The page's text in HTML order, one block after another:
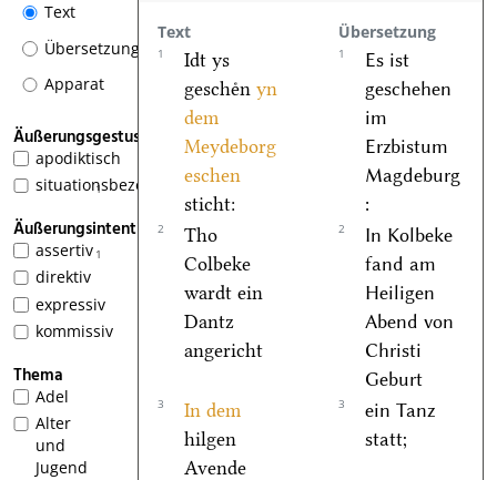
Text
Übersetzung
Apparat
Äußerungsgestus
apodiktisch
1
situationsbezogen
Äußerungsintention
1
assertiv
direktiv
expressiv
kommissiv
Thema
Adel
Alter
und
Jugend
Text Übersetzung
1
Idt ys
gescheͤn yn
dem
Meydeborg
eschen
sticht:
1
Es ist
geschehen
im
Erzbistum
Magdeburg
:
2
Tho
Colbeke
wardt ein
Dantz
angericht
2
In Kolbeke
fand am
Heiligen
Abend von
Christi
Geburt
3
In dem
hilgen
Avende
3
ein Tanz
statt;